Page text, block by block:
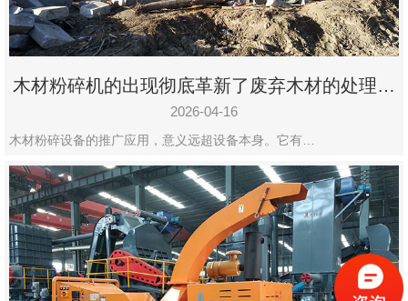
木材粉碎机的出现彻底革新了废弃木材的处理模
式
2026-04-16
木材粉碎设备的推广应用，意义远超设备本身。它有…